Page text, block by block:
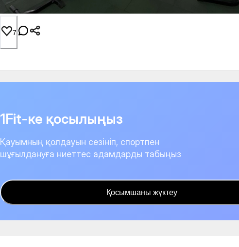
7
1Fit-ке қосылыңыз
Қауымның қолдауын сезініп, спортпен
шұғылдануға ниеттес адамдарды табыңыз
Қосымшаны жүктеу